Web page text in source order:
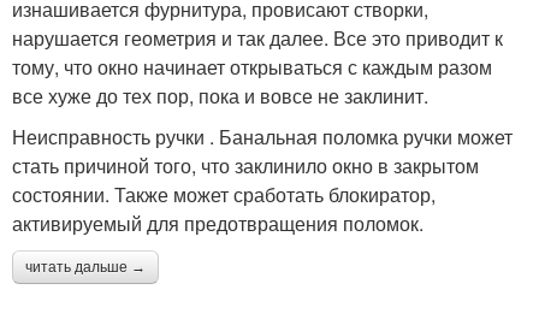
изнашивается фурнитура, провисают створки,
нарушается геометрия и так далее. Все это приводит к
тому, что окно начинает открываться с каждым разом
все хуже до тех пор, пока и вовсе не заклинит.
Неисправность ручки . Банальная поломка ручки может
стать причиной того, что заклинило окно в закрытом
состоянии. Также может сработать блокиратор,
активируемый для предотвращения поломок.
читать дальше →